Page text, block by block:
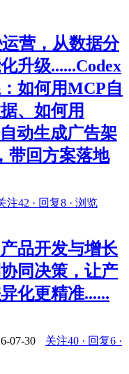
营，从数据分
升级......Codex
如何用MCP自
、如何用
动生成广告架
带回方案落地
注42 · 回复8 · 浏览
品开发与增长
同决策，让产
化更精准......
07-30
关注40 · 回复6 ·